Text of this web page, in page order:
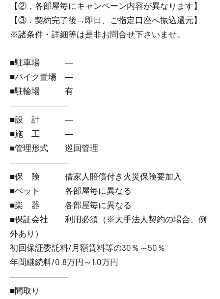
【②．各部屋毎にキャンペーン内容が異なります】
【③．契約完了後→即日、ご指定口座へ振込還元】
※諸条件・詳細等は是非お問合せ下さいませ。
■駐車場 ―
■バイク置場 ―
■駐輪場 有
―――――――
■設 計 ―
■施 工 ―
■管理形式 巡回管理
―――――――
■保 険 借家人賠償付き火災保険要加入
■ペット 各部屋毎に異なる
■楽 器 各部屋毎に異なる
■保証会社 利用必須（※大手法人契約の場合、例
外あり）
初回保証委託料/月額賃料等の30％～50％
年間継続料/0.8万円～1.0万円
―――――――
■間取り